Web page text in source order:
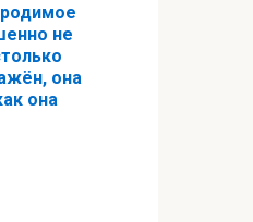
не
она
она